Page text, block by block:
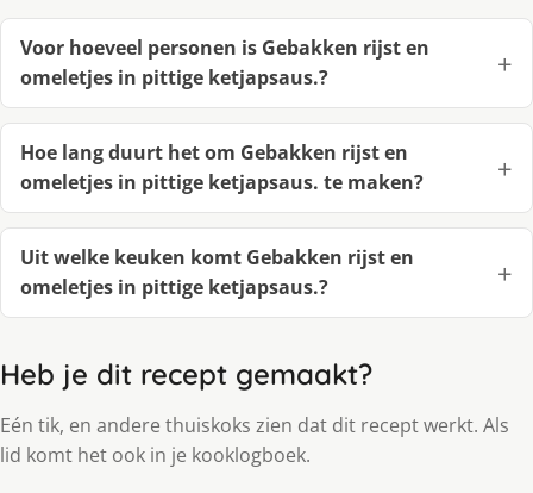
Voor hoeveel personen is Gebakken rijst en
omeletjes in pittige ketjapsaus.?
Hoe lang duurt het om Gebakken rijst en
omeletjes in pittige ketjapsaus. te maken?
Uit welke keuken komt Gebakken rijst en
omeletjes in pittige ketjapsaus.?
Heb je dit recept gemaakt?
Eén tik, en andere thuiskoks zien dat dit recept werkt. Als
lid komt het ook in je kooklogboek.